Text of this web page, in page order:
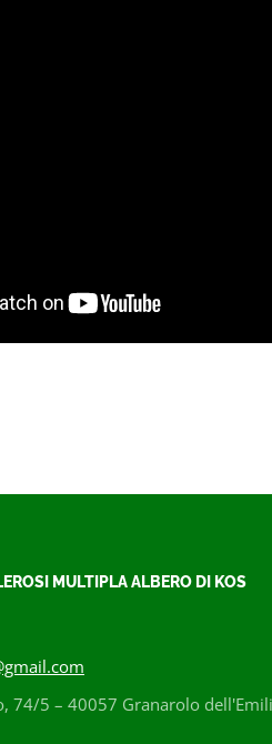
MULTIPLA ALBERO DI KOS
74/5 – 40057 Granarolo